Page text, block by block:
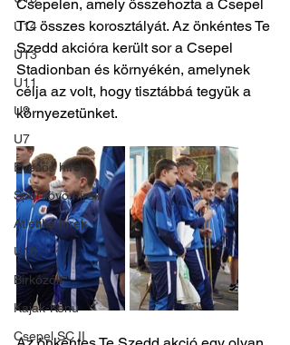
U14
U13
U11
U9
U7
Evezős hírek
Sportlövő hírek
Atlétika hírek
U10
Birkózók
Kajak-Kenu
Csepel SC II
Csepelen, amely összehozta a Csepel
TC összes korosztályát. Az önkéntes Te
Szedd akcióra került sor a Csepel
Stadionban és környékén, amelynek
célja az volt, hogy tisztábbá tegyük a
környezetünket.